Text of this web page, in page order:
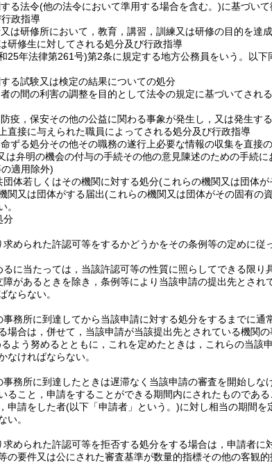
る法令(他の法令において準用する場合を含む。)に基づいて
政指導
は研修所において，教育，講習，訓練又は研修の目的を達
研修生に対してされる処分及び行政指導
25年法律第261号)第2条に規定する地方公務員をいう。以下
る試験又は検定の結果についての処分
の間の利害の調整を目的として法令の規定に基づいてされ
疫，保安その他の公益に関わる事象が発生し，又は発生す
直接に与えられた職員によってされる処分及び行政指導
ずる処分その他その職務の遂行上必要な情報の収集を直接
は弁明の機会の付与の手続その他の意見陳述のための手続
適用除外)
体若しくはその機関に対する処分(これらの機関又は団体
関又は団体がする届出(これらの機関又は団体がその固有の
。
分
められた許認可等をするかどうかをその条例等の定めに従
に当たっては，当該許認可等の性質に照らしてできる限り
があるときを除き，条例等により当該申請の提出先とさ
ならない。
務所に到達してから当該申請に対する処分をするまでに通
場合は，併せて，当該申請が当該提出先とされている機関
よう努めるとともに，これを定めたときは，これらの当
なければならない。
務所に到達したときは遅滞なく当該申請の審査を開始し
ること，申請をすることができる期間内にされたものであ
申請をした者(以下「申請者」という。)に対し相当の期間を
い。
められた許認可等を拒否する処分をする場合は，申請者に
の要件又は公にされた審査基準が数量的指標その他の客観